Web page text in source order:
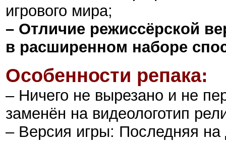
игрового мира;
– Отличие режиссёрской
в расширенном наборе
Особенности репака:
– Ничего не вырезано и не
заменён на видеологотип
– Версия игры: Последняя на